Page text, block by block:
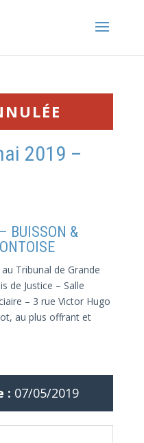
2019 –
BUISSON &
Tribunal de Grande
de Justice – Salle
– 3 rue Victor Hugo
au plus offrant et
: 07/05/2019